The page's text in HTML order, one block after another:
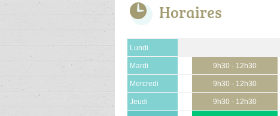
Horaires
Lundi
Mardi 9h30 - 12h30
Mercredi 9h30 - 12h30
Jeudi 9h30 - 12h30